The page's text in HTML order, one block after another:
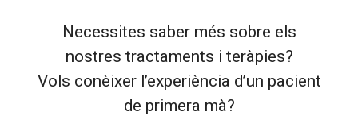
Necessites saber més sobre els
nostres tractaments i teràpies?
Vols conèixer l’experiència d’un pacient
de primera mà?